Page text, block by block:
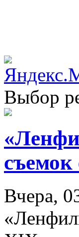
Выбор
Вчера,